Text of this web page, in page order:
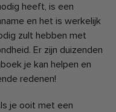
heeft, is een
en het is werkelijk
zult hebben met
Er zijn duizenden
je kan helpen en
redenen!
je ooit met een